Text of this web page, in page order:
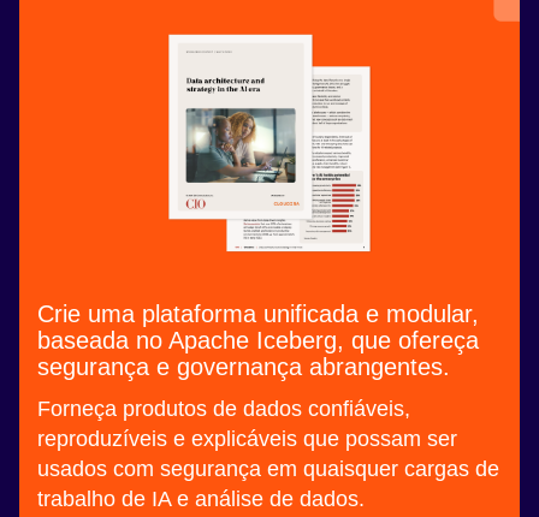
Crie uma plataforma unificada e modular,
baseada no Apache Iceberg, que ofereça
segurança e governança abrangentes.
Forneça produtos de dados confiáveis,
reproduzíveis e explicáveis que possam ser
usados com segurança em quaisquer cargas de
trabalho de IA e análise de dados.